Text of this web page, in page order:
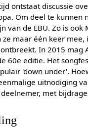
ontstaat discussie
Om deel te kunnen
van de EBU. Zo is ook
ze maar één keer mee,
In 2015 mag
60e editie. Het
'down under'.
uitnodiging
met